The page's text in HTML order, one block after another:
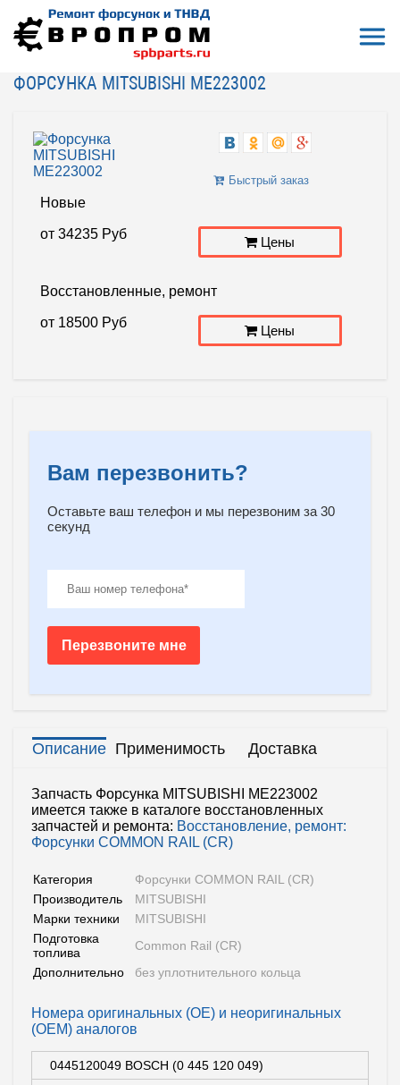
На главную
Форсунки COMMON RAIL (CR)
Форсунка MITSUBISHI ME223002
ФОРСУНКА MITSUBISHI ME223002
Быстрый заказ
Новые
от 34235 Руб
Цены
Восстановленные, ремонт
от 18500 Руб
Цены
Вам перезвонить?
Оставьте ваш телефон и мы перезвоним за 30
секунд
Перезвоните мне
Описание Применимость Доставка
Запчасть Форсунка MITSUBISHI ME223002
имеется также в каталоге восстановленных
запчастей и ремонта: Восстановление, ремонт:
Форсунки COMMON RAIL (CR)
Категория
Форсунки COMMON RAIL (CR)
Производитель
MITSUBISHI
Марки техники
MITSUBISHI
Подготовка
топлива
Common Rail (СR)
Дополнительно
без уплотнительного кольца
Номера оригинальных (OE) и неоригинальных
(OEM) аналогов
0445120049 BOSCH (0 445 120 049)